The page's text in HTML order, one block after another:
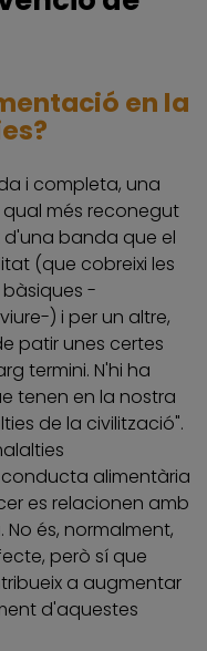
en la
i completa, una
més reconegut
banda que el
(que cobreixi les
-
) i per un altre,
patir unes certes
termini. N'hi ha
tenen en la nostra
de la civilització".
alimentària
es relacionen amb
és, normalment,
però sí que
a augmentar
d'aquestes